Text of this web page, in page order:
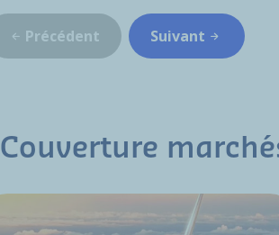
Précédent Suivant
Couverture